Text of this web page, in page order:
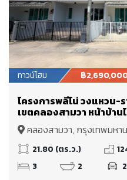
ทาวน์โฮม ฿
โครงการพลีโน่ วงแหวน-
เขตคลองสามวา หน้าบ้า
เลียบคลองสอง
คลองสามวา, กรุงเทพมหา
21.80 (ตร.ว.)
3
2 2